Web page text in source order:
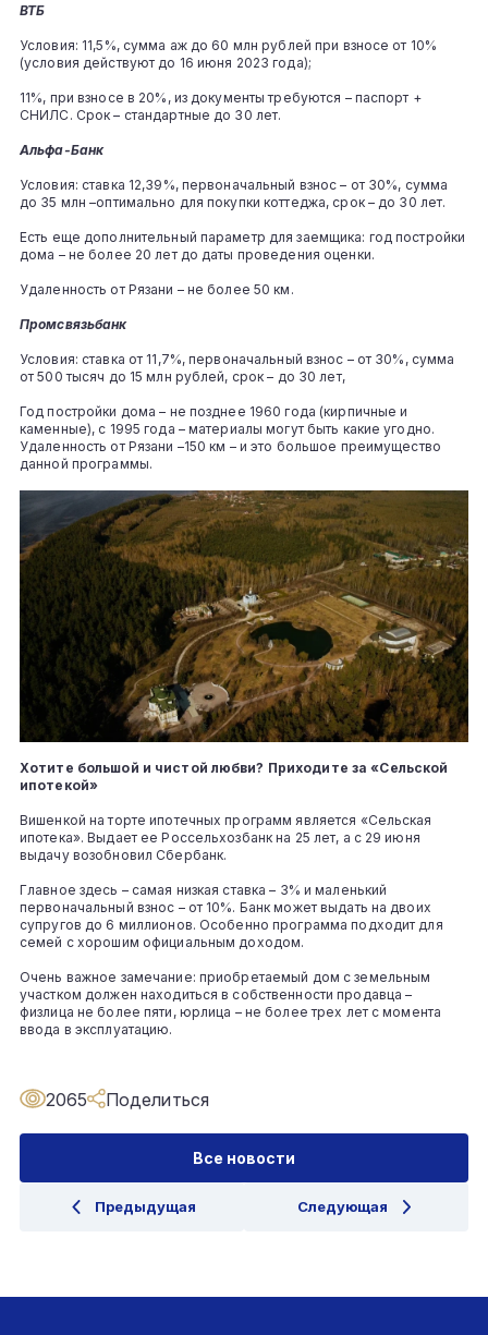
ВТБ
Условия: 11,5%, сумма аж до 60 млн рублей при взносе от 10%
(условия действуют до 16 июня 2023 года);
11%, при взносе в 20%, из документы требуются – паспорт +
СНИЛС. Срок – стандартные до 30 лет.
Альфа-Банк
Условия: ставка 12,39%, первоначальный взнос – от 30%, сумма
до 35 млн –оптимально для покупки коттеджа, срок – до 30 лет.
Есть еще дополнительный параметр для заемщика: год постройки
дома – не более 20 лет до даты проведения оценки.
Удаленность от Рязани – не более 50 км.
Промсвязьбанк
Условия: ставка от 11,7%, первоначальный взнос – от 30%, сумма
от 500 тысяч до 15 млн рублей, срок – до 30 лет,
Год постройки дома – не позднее 1960 года (кирпичные и
каменные), с 1995 года – материалы могут быть какие угодно.
Удаленность от Рязани –150 км – и это большое преимущество
данной программы.
Хотите большой и чистой любви? Приходите за «Сельской
ипотекой»
Вишенкой на торте ипотечных программ является «Сельская
ипотека». Выдает ее Россельхозбанк на 25 лет, а с 29 июня
выдачу возобновил Сбербанк.
Главное здесь – самая низкая ставка – 3% и маленький
первоначальный взнос – от 10%. Банк может выдать на двоих
супругов до 6 миллионов. Особенно программа подходит для
семей с хорошим официальным доходом.
Очень важное замечание: приобретаемый дом с земельным
участком должен находиться в собственности продавца –
физлица не более пяти, юрлица – не более трех лет с момента
ввода в эксплуатацию.
Все новости
Предыдущая Следующая
2065 Поделиться